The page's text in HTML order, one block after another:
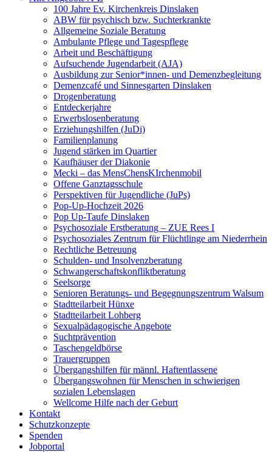
100 Jahre Ev. Kirchenkreis Dinslaken
ABW für psychisch bzw. Suchterkrankte
Allgemeine Soziale Beratung
Ambulante Pflege und Tagespflege
Arbeit und Beschäftigung
Aufsuchende Jugendarbeit (AJA)
Ausbildung zur Senior*innen- und Demenzbegleitung
Demenzcafé und Sinnesgarten Dinslaken
Drogenberatung
Entdeckerjahre
Erwerbslosenberatung
Erziehungshilfen (JuDi)
Familienplanung
Jugend stärken im Quartier
Kaufhäuser der Diakonie
Mecki – das MensChensKIrchenmobil
Offene Ganztagsschule
Perspektiven für Jugendliche (JuPs)
Pop-Up-Hochzeit 2026
Pop Up-Taufe Dinslaken
Psychosoziale Erstberatung – ZUE Rees I
Psychosoziales Zentrum für Flüchtlinge am Niederrhein
Rechtliche Betreuung
Schulden- und Insolvenzberatung
Schwangerschaftskonfliktberatung
Seelsorge
Senioren Beratungs- und Begegnungszentrum Walsum
Stadtteilarbeit Hünxe
Stadtteilarbeit Lohberg
Sexualpädagogische Angebote
Suchtprävention
Taschengeldbörse
Trauergruppen
Übergangshilfen für männl. Haftentlassene
Übergangswohnen für Menschen in schwierigen
sozialen Lebenslagen
Wellcome Hilfe nach der Geburt
Kontakt
Schutzkonzepte
Spenden
Jobportal